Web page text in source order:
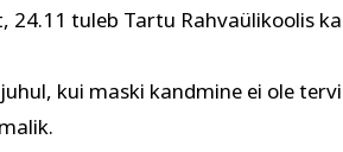
24.11 tuleb Tartu Rahvaülikoolis
kui maski kandmine ei ole